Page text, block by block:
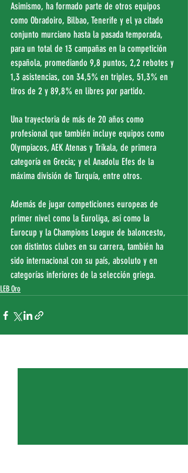
Asimismo, ha formado parte de otros equipos
como Obradoiro, Bilbao, Tenerife y el ya citado
conjunto murciano hasta la pasada temporada,
para un total de 13 campañas en la competición
española, promediando 9,8 puntos, 2,2 rebotes y
1,3 asistencias, con 34,5% en triples, 51,3% en
tiros de 2 y 89,8% en libres por partido.
Una trayectoria de más de 20 años como
profesional que también incluye equipos como
Olympiacos, AEK Atenas y Tríkala, de primera
categoría en Grecia; y el Anadolu Efes de la
máxima división de Turquía, entre otros.
Además de jugar competiciones europeas de
primer nivel como la Euroliga, así como la
Eurocup y la Champions League de baloncesto,
con distintos clubes en su carrera, también ha
sido internacional con su país, absoluto y en
categorías inferiores de la selección griega.
LEB Oro